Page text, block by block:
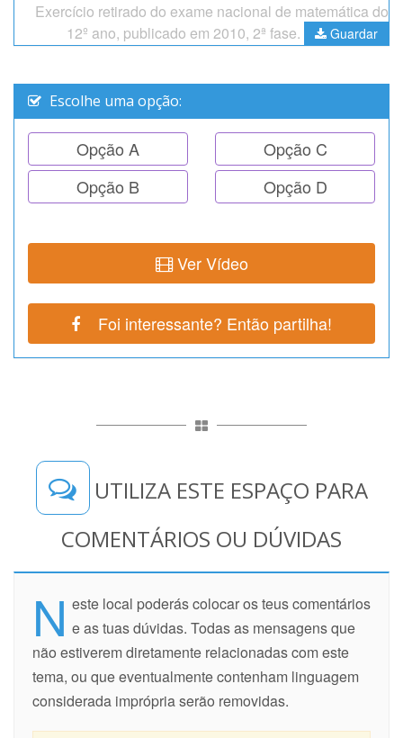
Exercício retirado do exame nacional de matemática do
12º ano, publicado em 2010, 2ª fase.
Guardar
Escolhe uma opção:
Opção A
Opção B
Opção C
Opção D
Ver Vídeo
Foi interessante? Então partilha!
UTILIZA ESTE ESPAÇO PARA
COMENTÁRIOS OU DÚVIDAS
N este local poderás colocar os teus comentários
e as tuas dúvidas. Todas as mensagens que
não estiverem diretamente relacionadas com este
tema, ou que eventualmente contenham linguagem
considerada imprópria serão removidas.